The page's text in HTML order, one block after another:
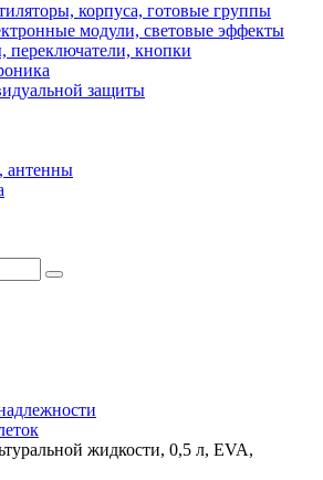
корпуса, готовые группы
модули, световые эффекты
переключатели, кнопки
защиты
антенны
жидкости, 0,5 л, EVA,